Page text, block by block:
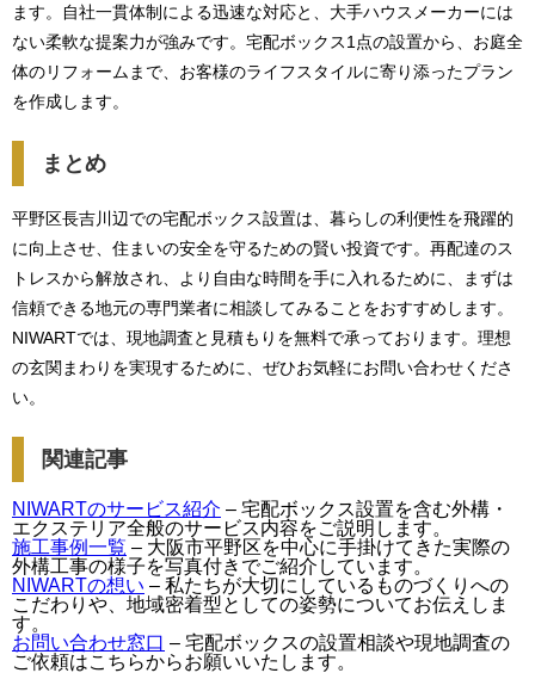
ます。自社一貫体制による迅速な対応と、大手ハウスメーカーには
ない柔軟な提案力が強みです。宅配ボックス1点の設置から、お庭全
体のリフォームまで、お客様のライフスタイルに寄り添ったプラン
を作成します。
まとめ
平野区長吉川辺での宅配ボックス設置は、暮らしの利便性を飛躍的
に向上させ、住まいの安全を守るための賢い投資です。再配達のス
トレスから解放され、より自由な時間を手に入れるために、まずは
信頼できる地元の専門業者に相談してみることをおすすめします。
NIWARTでは、現地調査と見積もりを無料で承っております。理想
の玄関まわりを実現するために、ぜひお気軽にお問い合わせくださ
い。
関連記事
NIWARTのサービス紹介 – 宅配ボックス設置を含む外構・
エクステリア全般のサービス内容をご説明します。
施工事例一覧 – 大阪市平野区を中心に手掛けてきた実際の
外構工事の様子を写真付きでご紹介しています。
NIWARTの想い – 私たちが大切にしているものづくりへの
こだわりや、地域密着型としての姿勢についてお伝えしま
す。
お問い合わせ窓口 – 宅配ボックスの設置相談や現地調査の
ご依頼はこちらからお願いいたします。